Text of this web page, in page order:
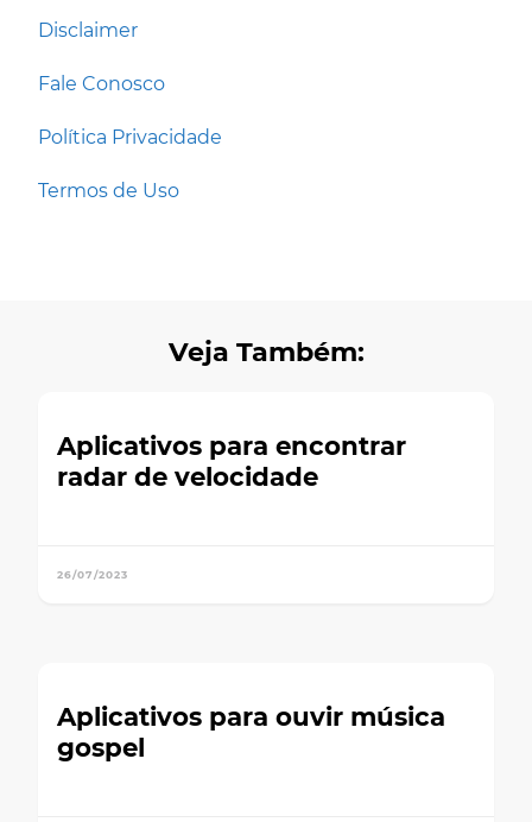
Disclaimer
Fale Conosco
Política Privacidade
Termos de Uso
Veja Também:
Aplicativos para encontrar
radar de velocidade
26/07/2023
Aplicativos para ouvir música
gospel